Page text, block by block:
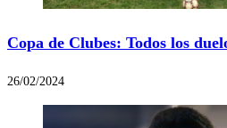
Copa de Clubes: Todos los
26/02/2024